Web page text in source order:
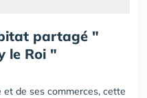
partagé "
le Roi "
de ses commerces, cette